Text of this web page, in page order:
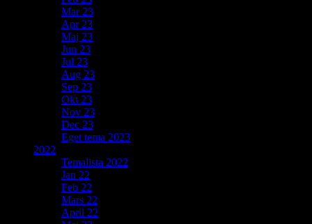
Mar 23
Apr 23
Maj 23
Jun 23
Jul 23
Aug 23
Sep 23
Okt 23
Nov 23
Dec 23
Eget tema 2023
2022
Temalista 2022
Jan 22
Feb 22
Mars 22
April 22